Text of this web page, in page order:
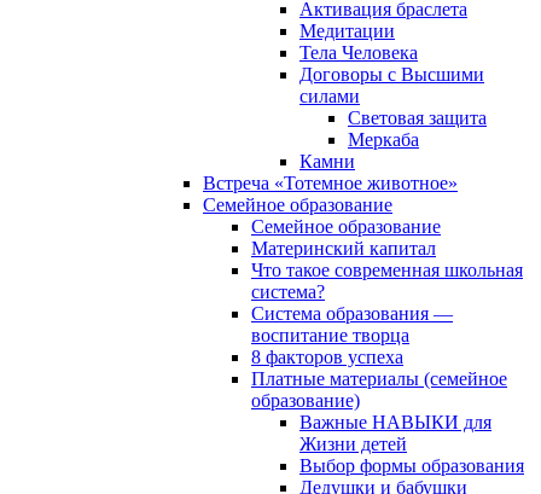
Активация браслета
Медитации
Тела Человека
Договоры с Высшими
силами
Световая защита
Меркаба
Камни
Встреча «Тотемное животное»
Семейное образование
Семейное образование
Материнский капитал
Что такое современная школьная
система?
Система образования —
воспитание творца
8 факторов успеха
Платные материалы (семейное
образование)
Важные НАВЫКИ для
Жизни детей
Выбор формы образования
Дедушки и бабушки